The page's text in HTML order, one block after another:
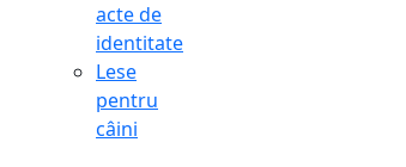
acte de
identitate
Lese
pentru
câini